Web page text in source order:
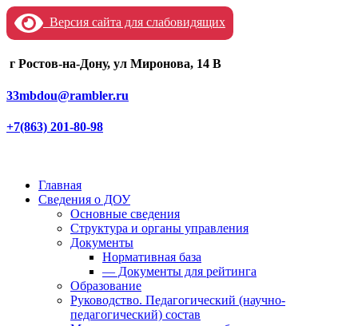
Версия сайта для слабовидящих
г Ростов-на-Дону, ул Миронова, 14 В
33mbdou@rambler.ru
+7(863) 201-80-98
Главная
Сведения о ДОУ
Основные сведения
Структура и органы управления
Документы
Нормативная база
— Документы для рейтинга
Образование
Руководство. Педагогический (научно-
педагогический) состав